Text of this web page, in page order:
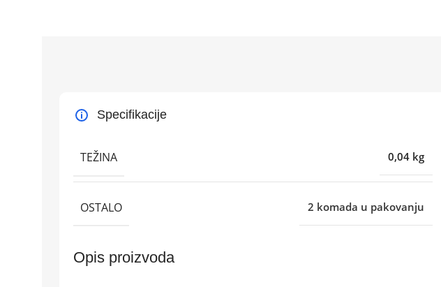
Specifikacije
TEŽINA 0,04 kg
OSTALO 2 komada u pakovanju
Opis proizvoda